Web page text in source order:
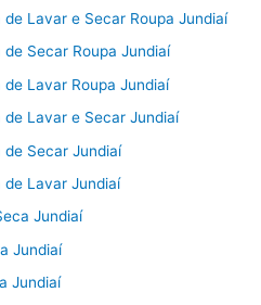
Lavar e Secar Roupa Jundiaí
Secar Roupa Jundiaí
Lavar Roupa Jundiaí
Lavar e Secar Jundiaí
Secar Jundiaí
de Lavar Jundiaí
Jundiaí
Jundiaí
Jundiaí